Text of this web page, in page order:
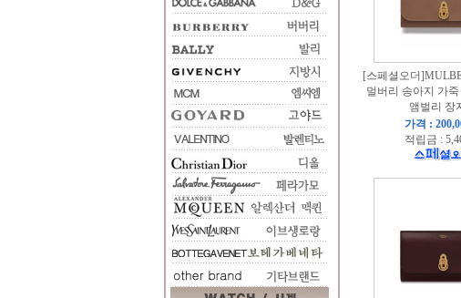
[스페셜오더
멀버리 송아지 가죽
앰벌리 장
가격 :
적립금 :